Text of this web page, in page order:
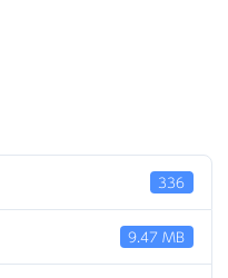
336
9.47 MB